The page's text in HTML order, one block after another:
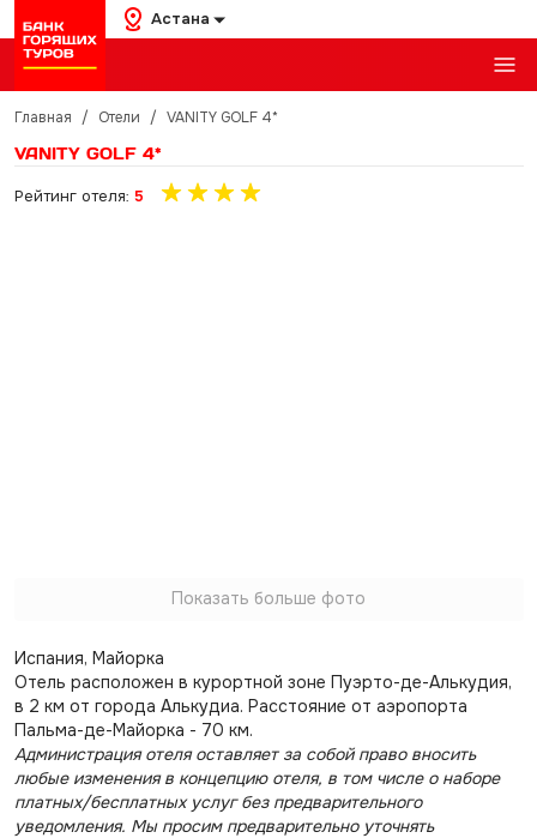
Астана
Главная / Отели / VANITY GOLF 4*
VANITY GOLF 4*
Рейтинг отеля: 5
Показать больше фото
Испания, Майорка
Отель расположен в курортной зоне Пуэрто-де-Алькудия,
в 2 км от города Алькудиа. Расстояние от аэропорта
Пальма-де-Майорка - 70 км.
Администрация отеля оставляет за собой право вносить
любые изменения в концепцию отеля, в том числе о наборе
платных/бесплатных услуг без предварительного
уведомления. Мы просим предварительно уточнять